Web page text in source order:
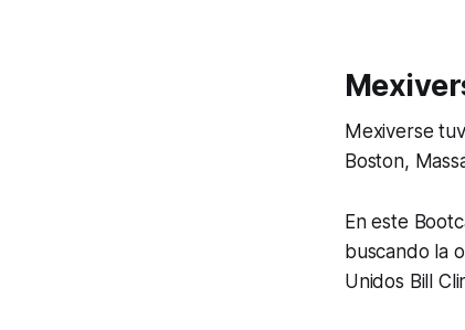
Mexiverse
Boston,
En este
buscando la
Unidos Bill